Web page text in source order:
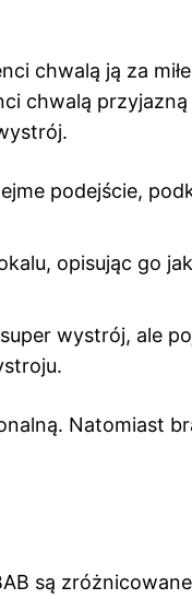
chwalą ją za
chwalą
podejście,
opisując go
wystrój, ale
Natomiast
są